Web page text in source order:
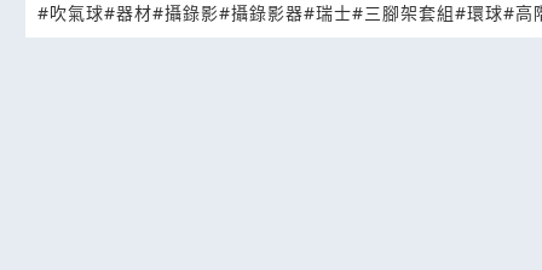
#吹氣球#器材#攝錄影#攝錄影器#瑞士#三腳架套組#環球#高